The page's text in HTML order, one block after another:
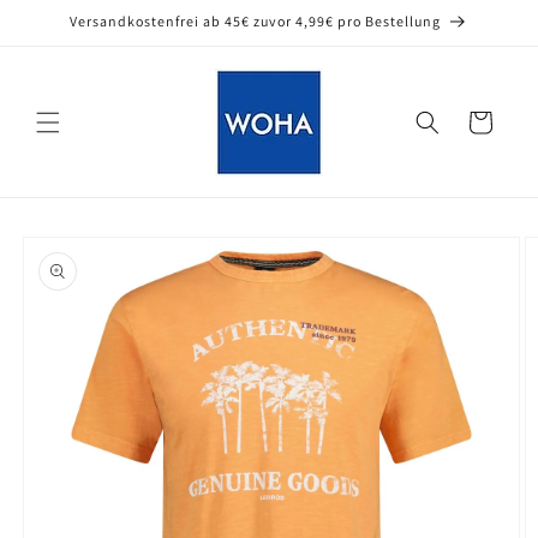
Versandkostenfrei ab 45€ zuvor 4,99€ pro Bestellung
Warenkorb